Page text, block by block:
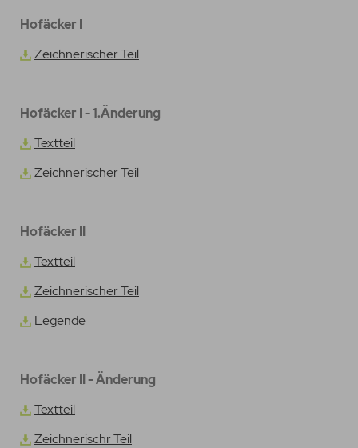
Hofäcker I
Zeichnerischer Teil
Hofäcker I - 1.Änderung
Textteil
Zeichnerischer Teil
Hofäcker II
Textteil
Zeichnerischer Teil
Legende
Hofäcker II - Änderung
Textteil
Zeichnerischr Teil